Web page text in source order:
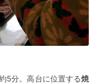
5分。高台に位置する焼